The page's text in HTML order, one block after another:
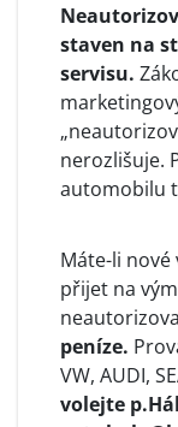
staven na
servisu.
nerozlišuje.
automobilu
Máte-li
přijet na
peníze.
VW, AUDI,
volejte